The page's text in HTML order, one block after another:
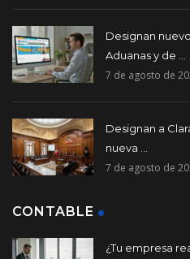
Designan
Aduanas y de ...
7 de agosto de
Designan a
nueva ...
7 de agosto de
CONTABLE
¿Tu empresa